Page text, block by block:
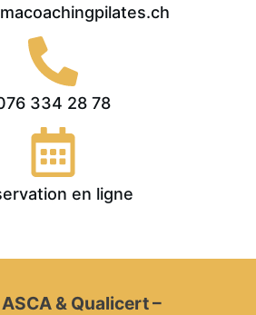
334 28 78
en ligne
& Qualicert –